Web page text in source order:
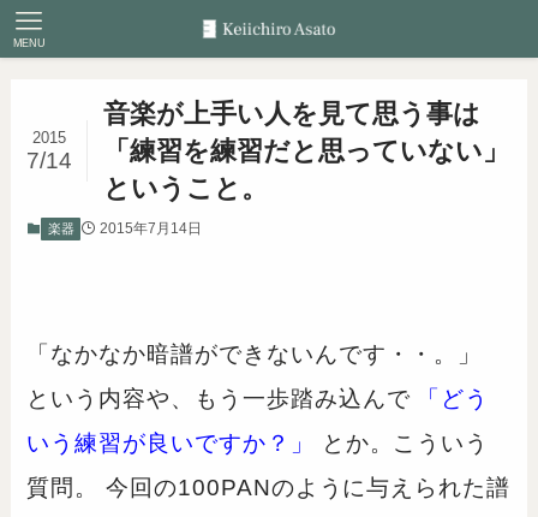
MENU
音楽が上手い人を見て思う事は
「練習を練習だと思っていない」
ということ。
2015
7/14
楽器 2015年7月14日
「なかなか暗譜ができないんです・・。」
という内容や、もう一歩踏み込んで
「どう
いう練習が良いですか？」
とか。こういう
質問。 今回の100PANのように与えられた譜